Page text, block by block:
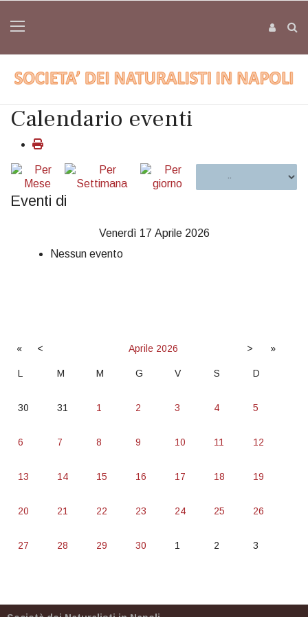
Calendario eventi
Eventi di
Venerdì 17 Aprile 2026
Nessun evento
« < Aprile 2026 > »
L M M G V S D
30 31 1 2 3 4 5
6 7 8 9 10 11 12
13 14 15 16 17 18 19
20 21 22 23 24 25 26
27 28 29 30 1 2 3